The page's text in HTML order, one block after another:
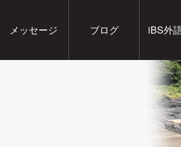
メッセージ ブログ iBS外